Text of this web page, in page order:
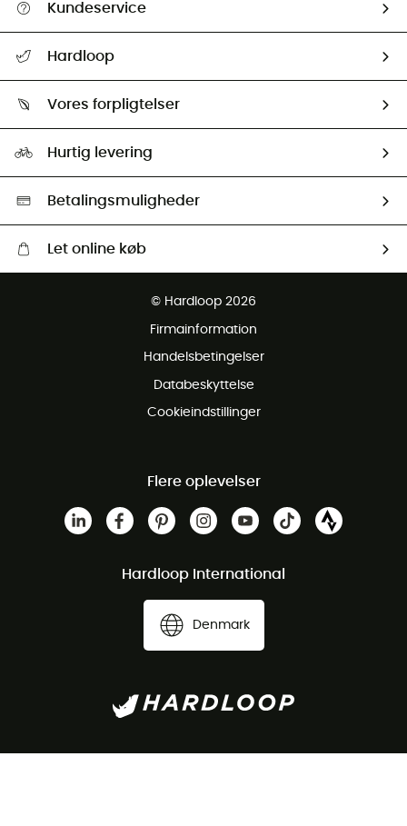
Kundeservice
Returnering & Tilbagebetaling
Hardloop
Our ambassadors
Vores forpligtelser
Second hand
HardGreen Udvalg
Hurtig levering
Betalingsmuligheder
Let online køb
Gratis retur inden for 100 dage
© Hardloop 2026
Firmainformation
Handelsbetingelser
Databeskyttelse
Cookieindstillinger
Flere oplevelser
Hardloop International
Denmark